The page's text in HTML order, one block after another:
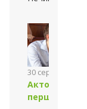
30 серпня 2013
Актові лекції